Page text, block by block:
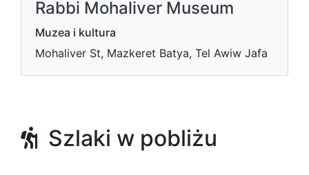
Rabbi Mohaliver Museum
Muzea i kultura
Mohaliver St, Mazkeret Batya, Tel Awiw Jafa
Szlaki w pobliżu